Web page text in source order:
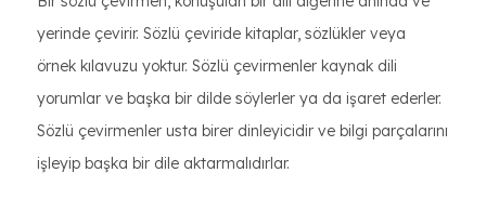
yerinde çevirir. Sözlü çeviride kitaplar, sözlükler veya
örnek kılavuzu yoktur. Sözlü çevirmenler kaynak dili
yorumlar ve başka bir dilde söylerler ya da işaret ederler.
Sözlü çevirmenler usta birer dinleyicidir ve bilgi parçalarını
işleyip başka bir dile aktarmalıdırlar.